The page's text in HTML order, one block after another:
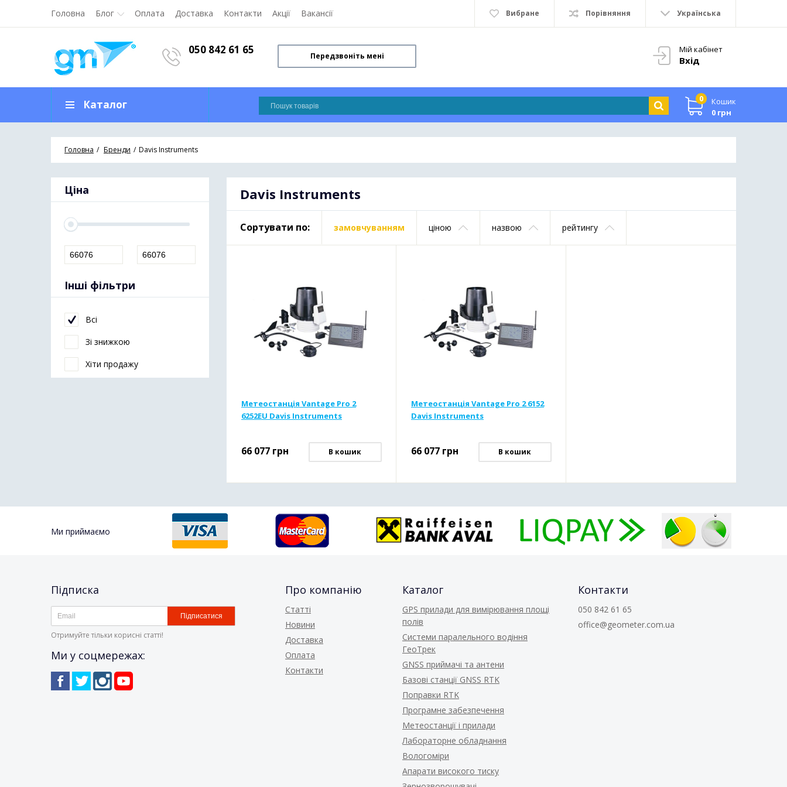
Головна Блог Оплата Доставка Контакти Акції Вакансії Вибране Порівняння Українська
Мій кабінет
Вхід
050 842 61 65 Передзвоніть мені
0
Кошик
0 грн
Каталог
Головна Бренди Davis Instruments
Ціна
Інші фільтри
Всі
Зі знижкою
Хіти продажу
Davis Instruments
Сортувати по: замовчуванням ціною назвою рейтингу
Метеостанція Vantage Pro 2
6252EU Davis Instruments
66 077 грн В кошик
Метеостанція Vantage Pro 2 6152
Davis Instruments
66 077 грн В кошик
Ми приймаємо
Підписка
Підписатися
Отримуйте тільки корисні статті!
Ми у соцмережах:
Про компанію
Статті
Новини
Доставка
Оплата
Контакти
Каталог
GPS прилади для вимірювання площі
полів
Системи паралельного водіння
ГеоТрек
GNSS приймачі та антени
Базові станції GNSS RTK
Поправки RTK
Програмне забезпечення
Метеостанції і прилади
Лабораторне обладнання
Вологоміри
Апарати високого тиску
Контакти
050 842 61 65
office@geometer.com.ua